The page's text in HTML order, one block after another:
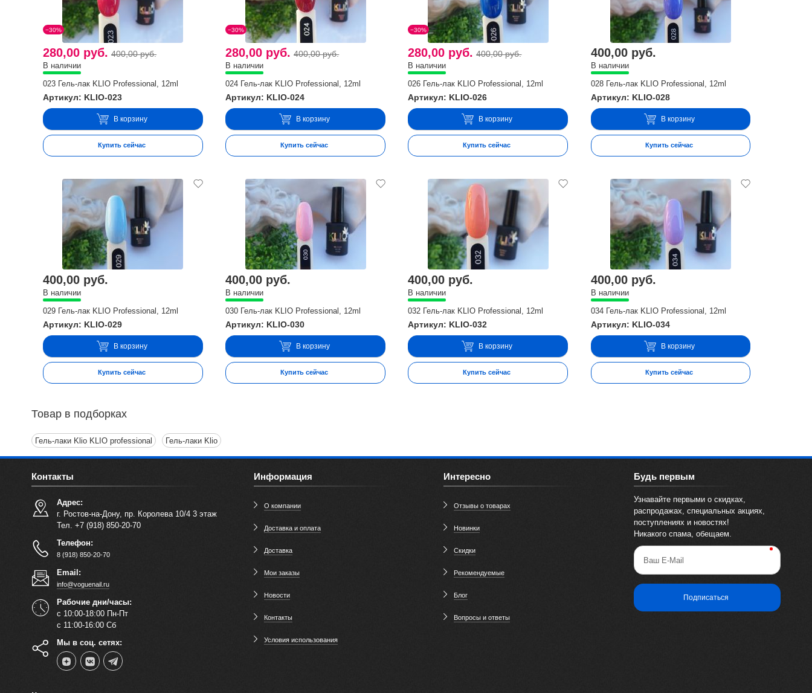
−30%
280,00 руб. 400,00 руб.
В наличии
023 Гель-лак KLIO Professional, 12ml
Артикул: KLIO-023
В корзину
Купить сейчас
−30%
280,00 руб. 400,00 руб.
В наличии
024 Гель-лак KLIO Professional, 12ml
Артикул: KLIO-024
В корзину
Купить сейчас
−30%
280,00 руб. 400,00 руб.
В наличии
026 Гель-лак KLIO Professional, 12ml
Артикул: KLIO-026
В корзину
Купить сейчас
400,00 руб.
В наличии
028 Гель-лак KLIO Professional, 12ml
Артикул: KLIO-028
В корзину
Купить сейчас
400,00 руб.
В наличии
029 Гель-лак KLIO Professional, 12ml
Артикул: KLIO-029
В корзину
Купить сейчас
400,00 руб.
В наличии
030 Гель-лак KLIO Professional, 12ml
Артикул: KLIO-030
В корзину
Купить сейчас
400,00 руб.
В наличии
032 Гель-лак KLIO Professional, 12ml
Артикул: KLIO-032
В корзину
Купить сейчас
400,00 руб.
В наличии
034 Гель-лак KLIO Professional, 12ml
Артикул: KLIO-034
В корзину
Купить сейчас
Товар в подборках
Гель-лаки Klio KLIO professional Гель-лаки Klio
Контакты
Адрес:
г. Ростов-на-Дону, пр. Королева 10/4 3 этаж
Тел. +7 (918) 850-20-70
Телефон:
8 (918) 850-20-70
Email:
info@voguenail.ru
Рабочие дни/часы:
с 10:00-18:00 Пн-Пт
с 11:00-16:00 Сб
Мы в соц. сетях:
Информация
О компании
Доставка и оплата
Доставка
Мои заказы
Новости
Контакты
Условия использования
Интересно
Отзывы о товарах
Новинки
Скидки
Рекомендуемые
Блог
Вопросы и ответы
Будь первым
Узнавайте первыми о скидках,
распродажах, специальных акциях,
поступлениях и новостях!
Никакого спама, обещаем.
Ваш E-Mail
Подписаться